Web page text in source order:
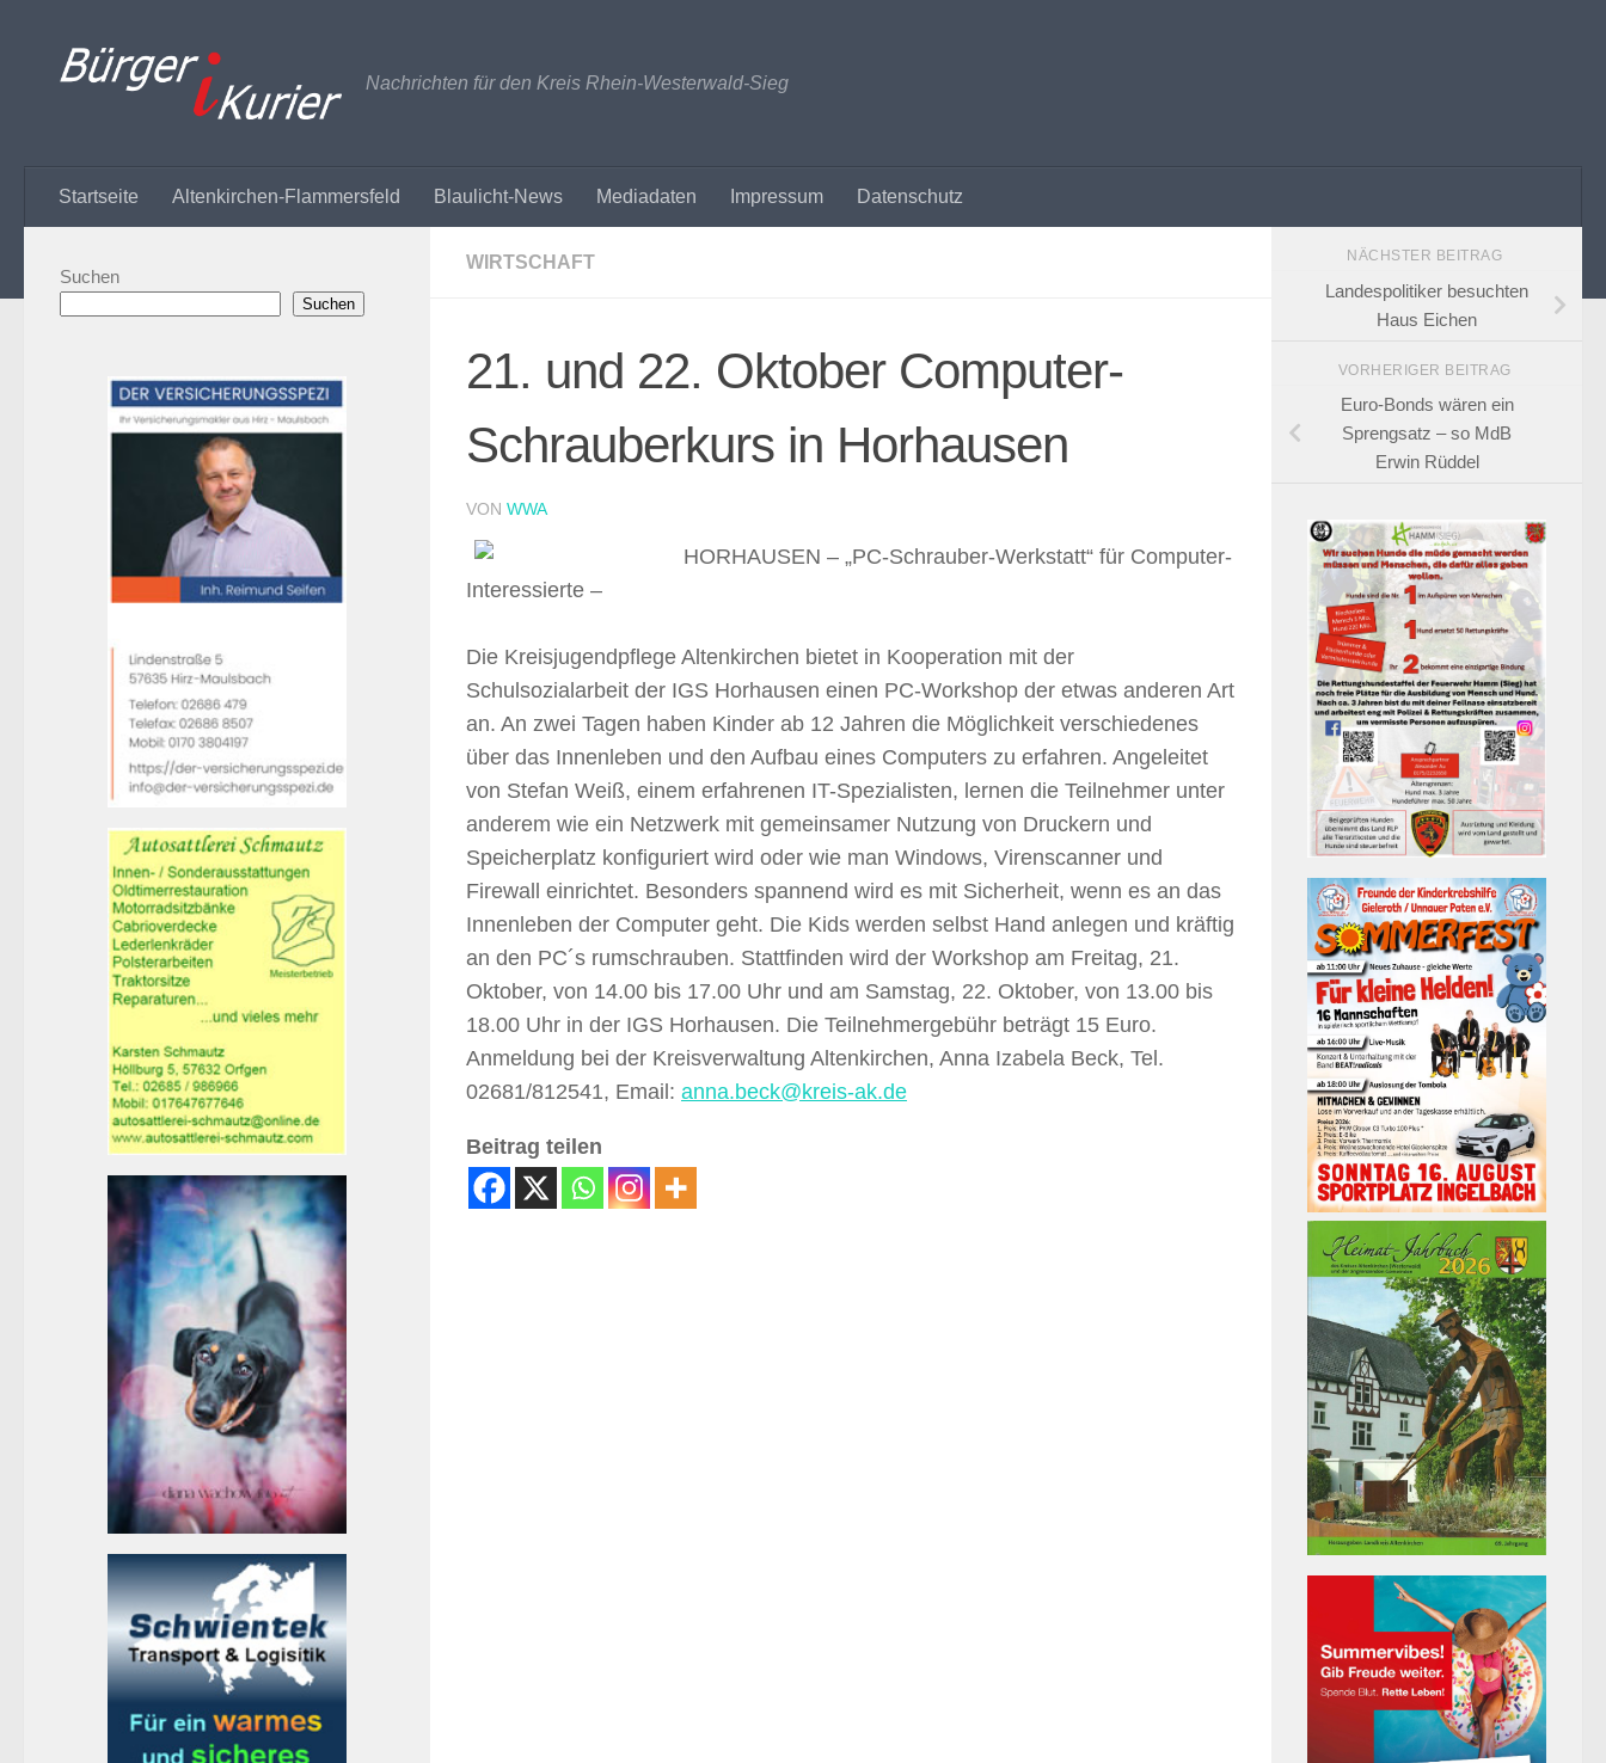
Nachrichten für den Kreis Rhein-Westerwald-Sieg
Startseite Altenkirchen-Flammersfeld Blaulicht-News Mediadaten Impressum Datenschutz
WIRTSCHAFT
21. und 22. Oktober Computer-
Schrauberkurs in Horhausen
VON WWA
HORHAUSEN – „PC-Schrauber-Werkstatt“ für Computer-
Interessierte –
Die Kreisjugendpflege Altenkirchen bietet in Kooperation mit der
Schulsozialarbeit der IGS Horhausen einen PC-Workshop der etwas anderen Art
an. An zwei Tagen haben Kinder ab 12 Jahren die Möglichkeit verschiedenes
über das Innenleben und den Aufbau eines Computers zu erfahren. Angeleitet
von Stefan Weiß, einem erfahrenen IT-Spezialisten, lernen die Teilnehmer unter
anderem wie ein Netzwerk mit gemeinsamer Nutzung von Druckern und
Speicherplatz konfiguriert wird oder wie man Windows, Virenscanner und
Firewall einrichtet. Besonders spannend wird es mit Sicherheit, wenn es an das
Innenleben der Computer geht. Die Kids werden selbst Hand anlegen und kräftig
an den PC´s rumschrauben. Stattfinden wird der Workshop am Freitag, 21.
Oktober, von 14.00 bis 17.00 Uhr und am Samstag, 22. Oktober, von 13.00 bis
18.00 Uhr in der IGS Horhausen. Die Teilnehmergebühr beträgt 15 Euro.
Anmeldung bei der Kreisverwaltung Altenkirchen, Anna Izabela Beck, Tel.
02681/812541, Email: anna.beck@kreis-ak.de
Beitrag teilen
Suchen
Suchen
NÄCHSTER BEITRAG
Landespolitiker besuchten
Haus Eichen
VORHERIGER BEITRAG
Euro-Bonds wären ein
Sprengsatz – so MdB
Erwin Rüddel